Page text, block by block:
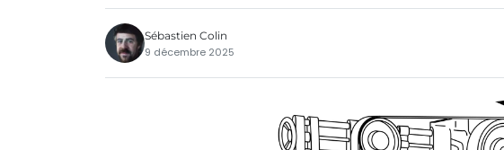
Sébastien Colin
9 décembre 2025